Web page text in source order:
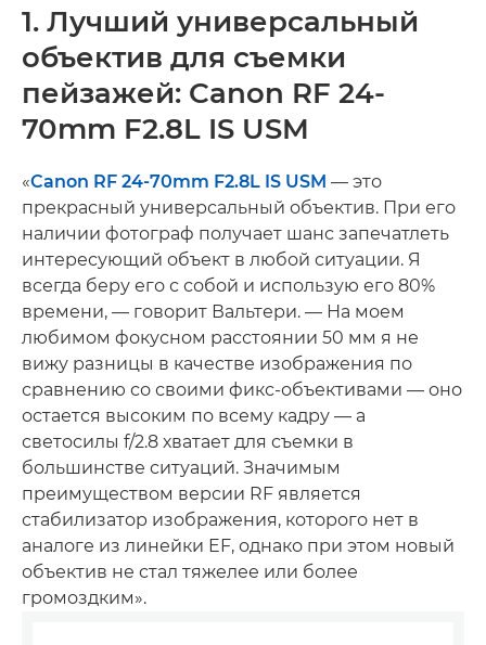
1. Лучший универсальный
объектив для съемки
пейзажей: Canon RF 24-
70mm F2.8L IS USM
«Canon RF 24-70mm F2.8L IS USM — это
прекрасный универсальный объектив. При его
наличии фотограф получает шанс запечатлеть
интересующий объект в любой ситуации. Я
всегда беру его с собой и использую его 80%
времени, — говорит Вальтери. — На моем
любимом фокусном расстоянии 50 мм я не
вижу разницы в качестве изображения по
сравнению со своими фикс-объективами — оно
остается высоким по всему кадру — а
светосилы f/2.8 хватает для съемки в
большинстве ситуаций. Значимым
преимуществом версии RF является
стабилизатор изображения, которого нет в
аналоге из линейки EF, однако при этом новый
объектив не стал тяжелее или более
громоздким».